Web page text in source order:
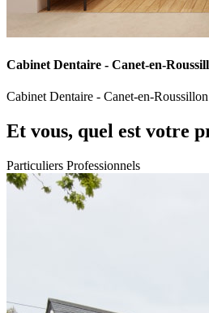
Cabinet Dentaire - Canet-en-
Cabinet Dentaire - Canet-en-Roussillon
Et vous, quel est votre
Particuliers Professionnels